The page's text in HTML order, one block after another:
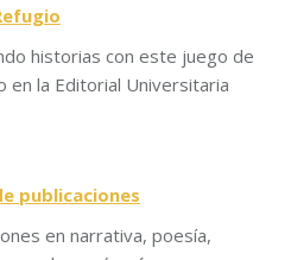
historias con este juego de
en la Editorial Universitaria
publicaciones
en narrativa, poesía,